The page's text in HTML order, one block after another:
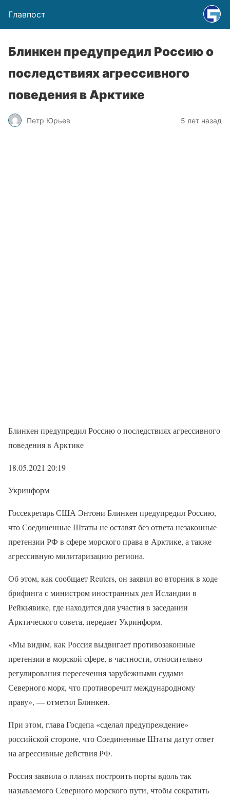
Главпост
Блинкен предупредил Россию о
последствиях агрессивного
поведения в Арктике
Петр Юрьев 5 лет назад
Блинкен предупредил Россию о последствиях агрессивного
поведения в Арктике
18.05.2021 20:19
Укринформ
Госсекретарь США Энтони Блинкен предупредил Россию,
что Соединенные Штаты не оставят без ответа незаконные
претензии РФ в сфере морского права в Арктике, а также
агрессивную милитаризацию региона.
Об этом, как сообщает Reuters, он заявил во вторник в ходе
брифинга с министром иностранных дел Исландии в
Рейкьявике, где находится для участия в заседании
Арктического совета, передает Укринформ.
«Мы видим, как Россия выдвигает противозаконные
претензии в морской сфере, в частности, относительно
регулирования пересечения зарубежными судами
Северного моря, что противоречит международному
праву», — отметил Блинкен.
При этом, глава Госдепа «сделал предупреждение»
российской стороне, что Соединенные Штаты датут ответ
на агрессивные действия РФ.
Россия заявила о планах построить порты вдоль так
называемого Северного морского пути, чтобы сократить